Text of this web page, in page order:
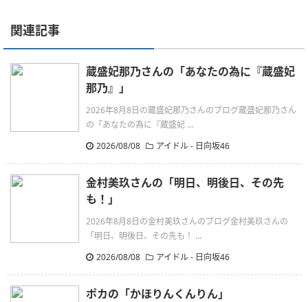
関連記事
蔵盛妃那乃さんの「あなたの為に『蔵盛妃
那乃』」
2026年8月8日の蔵盛妃那乃さんのブログ蔵盛妃那乃さん
の「あなたの為に『蔵盛妃 ...
2026/08/08
アイドル - 日向坂46
金村美玖さんの「明日、明後日、その先
も！」
2026年8月8日の金村美玖さんのブログ金村美玖さんの
「明日、明後日、その先も！ ...
2026/08/08
アイドル - 日向坂46
ポカの「かほりんくんりん」